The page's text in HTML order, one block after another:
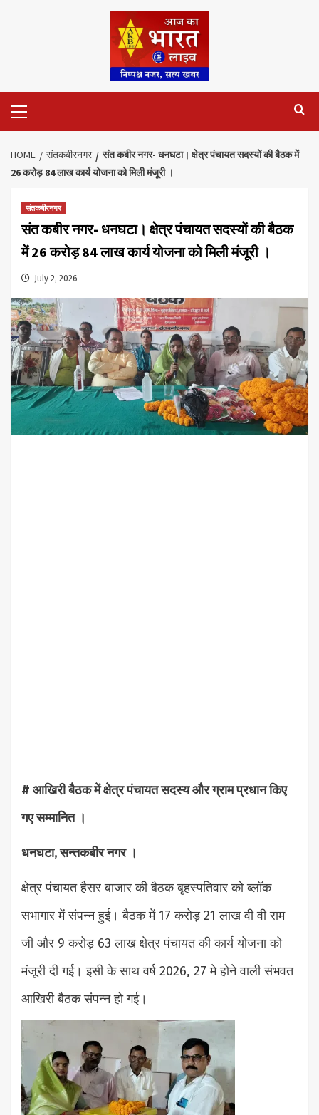
Menu
HOME संतकबीरनगर
संत कबीर नगर- धनघटा। क्षेत्र पंचायत सदस्यों की बैठक में
26 करोड़ 84 लाख कार्य योजना को मिली मंजूरी ।
संतकबीरनगर
संत कबीर नगर- धनघटा। क्षेत्र पंचायत सदस्यों की बैठक
में 26 करोड़ 84 लाख कार्य योजना को मिली मंजूरी ।
July 2, 2026
# आखिरी बैठक में क्षेत्र पंचायत सदस्य और ग्राम प्रधान किए
गए सम्मानित ।
धनघटा, सन्तकबीर नगर ।
क्षेत्र पंचायत हैसर बाजार की बैठक बृहस्पतिवार को ब्लॉक
सभागार में संपन्न हुई। बैठक में 17 करोड़ 21 लाख वी वी राम
जी और 9 करोड़ 63 लाख क्षेत्र पंचायत की कार्य योजना को
मंजूरी दी गई। इसी के साथ वर्ष 2026, 27 मे होने वाली संभवत
आखिरी बैठक संपन्न हो गई।